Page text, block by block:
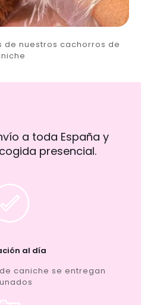
de nuestros cachorros de
a toda España y
presencial.
al día
caniche se entregan